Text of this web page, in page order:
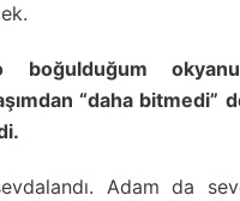
“daha bitmedi”
Adam da